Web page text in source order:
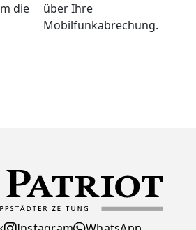
die
über Ihre
Mobilfunkabrechung.